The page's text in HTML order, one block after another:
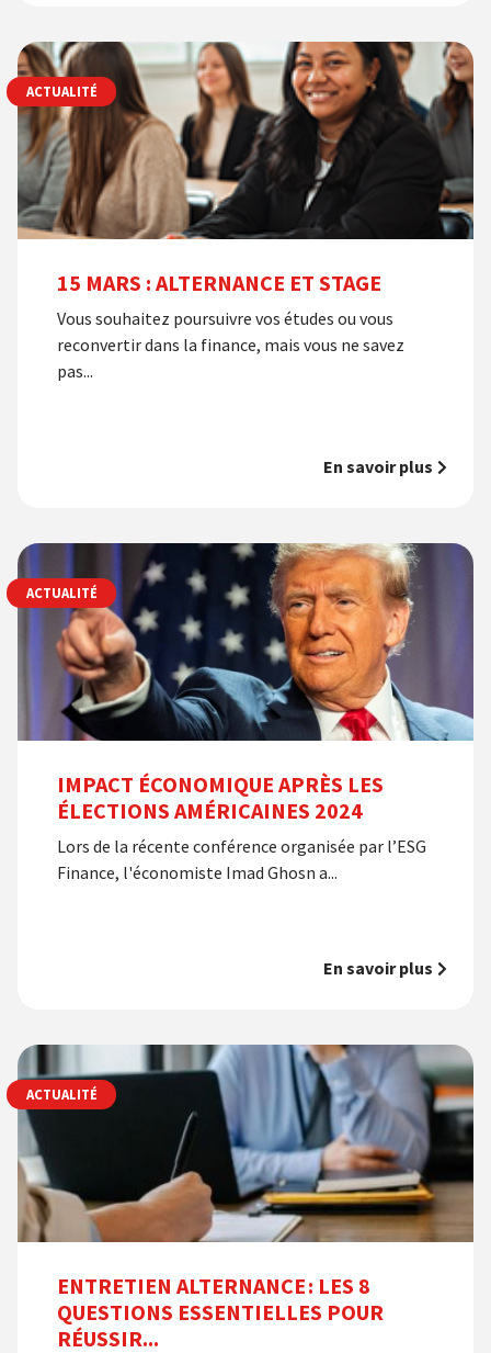
15 MARS : ALTERNANCE ET STAGE
Vous souhaitez poursuivre vos études ou vous
reconvertir dans la finance, mais vous ne savez
pas...
En savoir plus
ACTUALITÉ
IMPACT ÉCONOMIQUE APRÈS LES
ÉLECTIONS AMÉRICAINES 2024
Lors de la récente conférence organisée par l’ESG
Finance, l'économiste Imad Ghosn a...
En savoir plus
ACTUALITÉ
ENTRETIEN ALTERNANCE : LES 8
QUESTIONS ESSENTIELLES POUR
RÉUSSIR...
ACTUALITÉ